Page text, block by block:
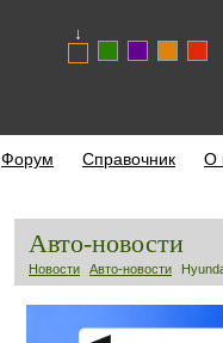
↓
Форум Справочник О
Авто-новости
Новости Авто-новости